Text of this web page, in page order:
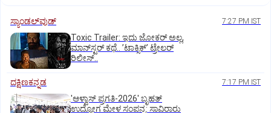
ಸ್ಯಾಂಡಲ್‌ವುಡ್‌ 7:27 PM IST
Toxic Trailer: ಇದು ಜೋಕರ್‌ ಅಲ್ಲ,
ಮಾನ್‌ಸ್ಟರ್‌ ಕಥೆ.. ʼಟಾಕ್ಸಿಕ್‌ʼ ಟ್ರೇಲರ್‌
ರಿಲೀಸ್..
ದಕ್ಷಿಣಕನ್ನಡ 7:17 PM IST
'ಆಳ್ವಾಸ್‌ ಪ್ರಗತಿ-2026' ಬೃಹತ್
ಉದ್ಯೋಗ ಮೇಳ ಸಂಪನ್ನ: ಸಾವಿರಾರು